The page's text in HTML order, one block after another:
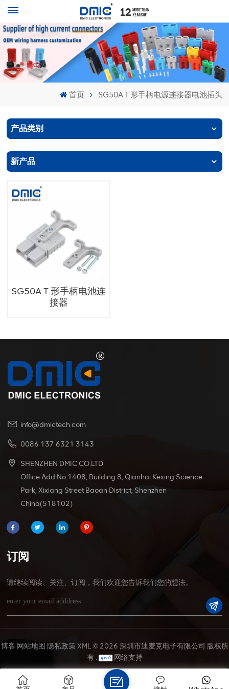
首页 SG50A T 形手柄电源连接器电池插头
产品类别
新产品
SG50A T 形手柄电池连
接器
info@dmictech.com
0086 137 6321 3143
SHENZHEN DMIC CO.LTD
Office Add:No.1408, Building 8, Qianhai Kexing Science
Park, Xixiang Street Baoan District, Shenzhen
China(518102)
订阅
请继续阅读、关注、订阅，我们欢迎您告诉我们您的想法。
博客 网站地图 隐私政策 XML© 2026 深圳市迪麦克电子有限公司 版权所
有 .
网络支持